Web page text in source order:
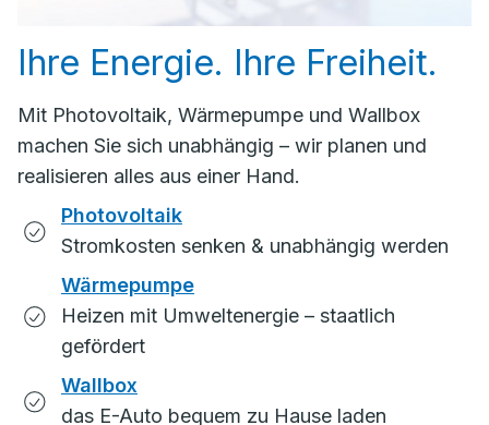
Ihre Energie. Ihre Freiheit.
Mit Photovoltaik, Wärmepumpe und Wallbox
machen Sie sich unabhängig – wir planen und
realisieren alles aus einer Hand.
Photovoltaik
Stromkosten senken & unabhängig werden
Wärmepumpe
Heizen mit Umweltenergie – staatlich
gefördert
Wallbox
das E-Auto bequem zu Hause laden